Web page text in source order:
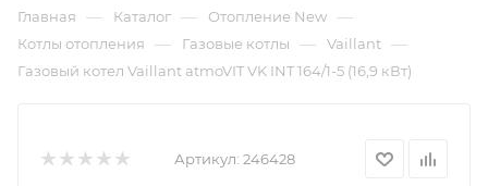
Главная — Каталог — Отопление New —
Котлы отопления — Газовые котлы — Vaillant —
Газовый котел Vaillant atmoVIT VK INT 164/1-5 (16,9 кВт)
Артикул: 246428